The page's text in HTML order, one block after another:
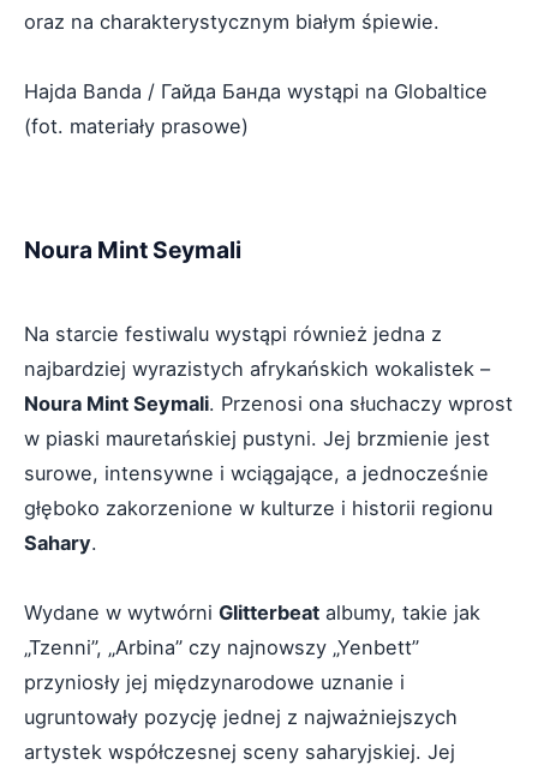
oraz na charakterystycznym białym śpiewie.
Hajda Banda / Гайда Банда wystąpi na Globaltice
(fot. materiały prasowe)
Noura Mint Seymali
Na starcie festiwalu wystąpi również jedna z
najbardziej wyrazistych afrykańskich wokalistek –
Noura Mint Seymali. Przenosi ona słuchaczy wprost
w piaski mauretańskiej pustyni. Jej brzmienie jest
surowe, intensywne i wciągające, a jednocześnie
głęboko zakorzenione w kulturze i historii regionu
Sahary.
Wydane w wytwórni Glitterbeat albumy, takie jak
„Tzenni”, „Arbina” czy najnowszy „Yenbett”
przyniosły jej międzynarodowe uznanie i
ugruntowały pozycję jednej z najważniejszych
artystek współczesnej sceny saharyjskiej. Jej